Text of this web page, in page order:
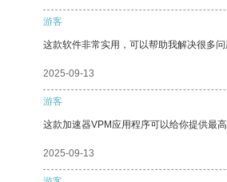
游客
这款软件非常实用，可以帮助我解决很多
2025-09-13
游客
这款加速器VPM应用程序可以给你提供最
2025-09-13